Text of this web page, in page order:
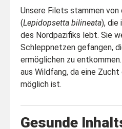
Unsere Filets stammen
(Lepidopsetta bilineata), die
des Nordpazifiks lebt. Sie
Schleppnetzen gefangen,
ermöglichen zu
aus Wildfang, da eine
möglich ist.
Gesunde